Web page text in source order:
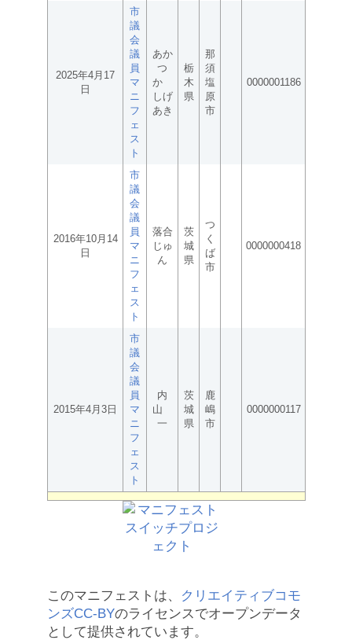
2025年4月17
日
市
議
会
議
員
マ
ニ
フ
ェ
ス
ト
あか
つ
か
しげ
あき
栃
木
県
那
須
塩
原
市
0000001186
2016年10月14
日
市
議
会
議
員
マ
ニ
フ
ェ
ス
ト
落合
じゅ
ん
茨
城
県
つ
く
ば
市
0000000418
2015年4月3日
市
議
会
議
員
マ
ニ
フ
ェ
ス
ト
内
山
一
茨
城
県
鹿
嶋
市
0000000117
このマニフェストは、
クリエイティブコモ
ンズCC-BYのライセンスでオープンデータ
として提供されています。